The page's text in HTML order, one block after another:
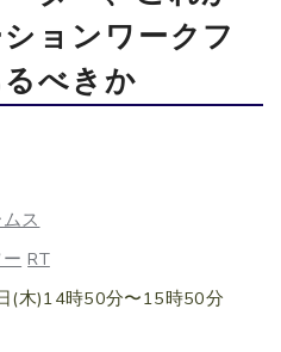
ョンワークフ
べきか
ス
RT
(木)14時50分〜15時50分